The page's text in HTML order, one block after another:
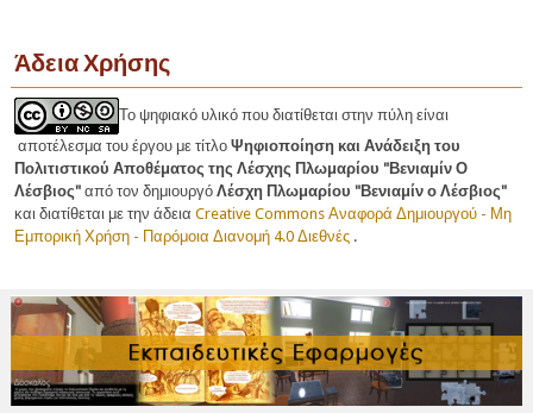
Άδεια Χρήσης
Το ψηφιακό υλικό που διατίθεται στην πύλη είναι
αποτέλεσμα του έργου με τίτλο Ψηφιοποίηση και Ανάδειξη του
Πολιτιστικού Αποθέματος της Λέσχης Πλωμαρίου "Βενιαμίν Ο
Λέσβιος"από τον δημιουργό Λέσχη Πλωμαρίου "Βενιαμίν ο Λέσβιος"
και διατίθεται με την άδεια Creative Commons Αναφορά Δημιουργού - Μη
Εμπορική Χρήση - Παρόμοια Διανομή 4.0 Διεθνές .